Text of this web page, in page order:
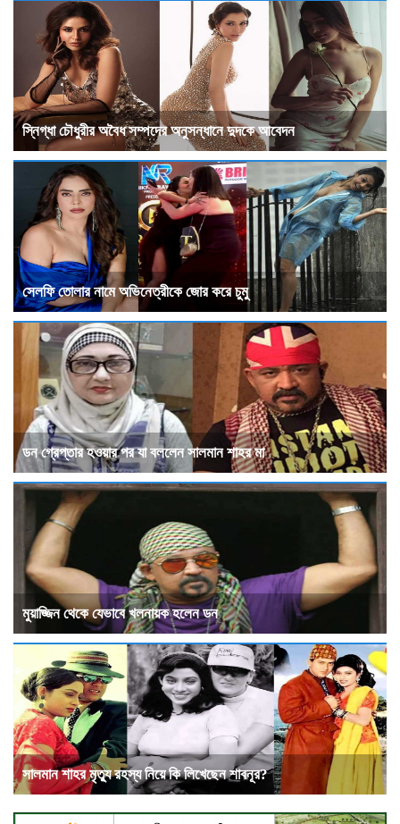
স্নিগ্ধা চৌধুরীর অবৈধ সম্পদের অনুসন্ধানে দুদকে আবেদন
সেলফি তোলার নামে অভিনেত্রীকে জোর করে চুমু
ডন গ্রেপ্তার হওয়ার পর যা বললেন সালমান শাহর মা
মুয়াজ্জিন থেকে যেভাবে খলনায়ক হলেন ডন
সালমান শাহর মৃত্যু রহস্য নিয়ে কি লিখেছেন শাবনূর?